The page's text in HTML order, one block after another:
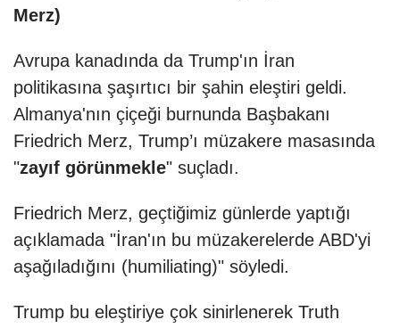
Merz)
Avrupa kanadında da Trump'ın İran
politikasına şaşırtıcı bir şahin eleştiri geldi.
Almanya'nın çiçeği burnunda Başbakanı
Friedrich Merz, Trump’ı müzakere masasında
"zayıf görünmekle" suçladı.
Friedrich Merz, geçtiğimiz günlerde yaptığı
açıklamada "İran'ın bu müzakerelerde ABD'yi
aşağıladığını (humiliating)" söyledi.
Trump bu eleştiriye çok sinirlenerek Truth